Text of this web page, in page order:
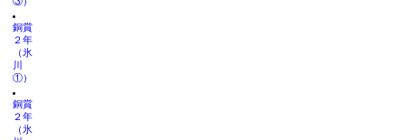
銅賞
２年
（氷
川
①）
銅賞
２年
（氷